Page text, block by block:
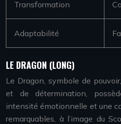
Transformation
Adaptabilité
LE DRAGON (LONG)
Le Dragon, symbole de
et de détermination,
intensité émotionnelle et une
remarquables, à l’image du